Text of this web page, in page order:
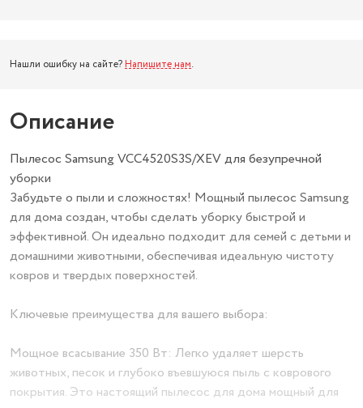
Нашли ошибку на сайте? Напишите нам.
Описание
Пылесос Samsung VCC4520S3S/XEV для безупречной
уборки
Забудьте о пыли и сложностях! Мощный пылесос Samsung
для дома создан, чтобы сделать уборку быстрой и
эффективной. Он идеально подходит для семей с детьми и
домашними животными, обеспечивая идеальную чистоту
ковров и твердых поверхностей.
Ключевые преимущества для вашего выбора:
Мощное всасывание 350 Вт: Легко удаляет шерсть
животных, песок и глубоко въевшуюся пыль с коврового
покрытия. Это настоящий пылесос для дома мощный для